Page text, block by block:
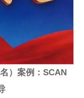
）案例：SCAN